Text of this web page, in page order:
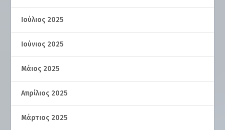
Ιούλιος 2025
Ιούνιος 2025
Μάιος 2025
Απρίλιος 2025
Μάρτιος 2025